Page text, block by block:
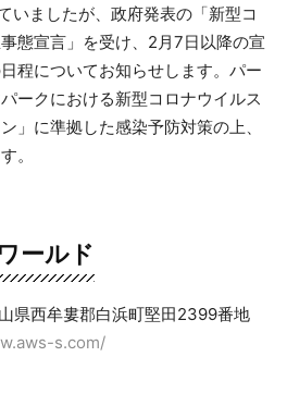
いましたが、政府発表の「新型コ
態宣言」を受け、2月7日以降の宣
程についてお知らせします。パー
ークにおける新型コロナウイルス
」に準拠した感染予防対策の上、
。
ールド
県西牟婁郡白浜町堅田2399番地
s.com/